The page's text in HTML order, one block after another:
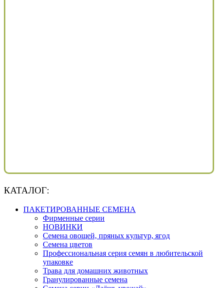
КАТАЛОГ:
ПАКЕТИРОВАННЫЕ СЕМЕНА
Фирменные серии
НОВИНКИ
Семена овощей, пряных культур, ягод
Семена цветов
Профессиональная серия семян в любительской
упаковке
Трава для домашних животных
Гранулированные семена